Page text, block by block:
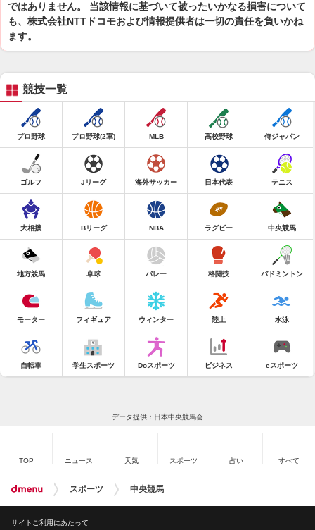
ではありません。 当該情報に基づいて被ったいかなる損害について
も、株式会社NTTドコモおよび情報提供者は一切の責任を負いかね
ます。
競技一覧
プロ野球 プロ野球(2軍) MLB 高校野球 侍ジャパン
ゴルフ Jリーグ 海外サッカー 日本代表 テニス
大相撲 Bリーグ NBA ラグビー 中央競馬
地方競馬 卓球 バレー 格闘技 バドミントン
モーター フィギュア ウィンター 陸上 水泳
自転車 学生スポーツ Doスポーツ ビジネス eスポーツ
データ提供：日本中央競馬会
TOP ニュース 天気 スポーツ 占い すべて
スポーツ 中央競馬
サイトご利用にあたって